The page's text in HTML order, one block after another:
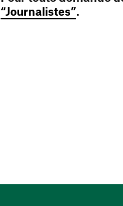
“Journalistes”(ouvre
.